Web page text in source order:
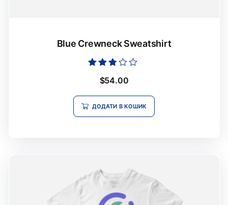
Blue Crewneck Sweatshirt
в
з 5
$54.00
ДОДАТИ В КОШИК